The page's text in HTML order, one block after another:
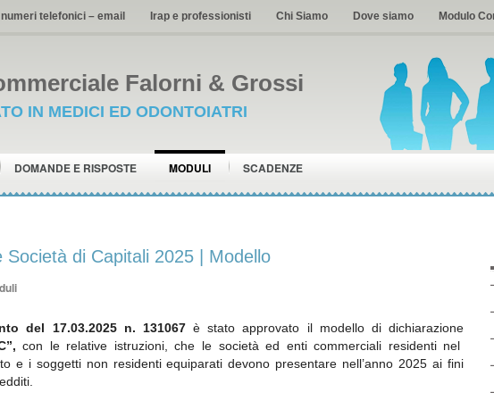
numeri telefonici – email Irap e professionisti Chi Siamo Dove siamo Modulo
Falorni & Grossi
IN MEDICI ED ODONTOIATRI
DOMANDE E RISPOSTE MODULI SCADENZE
Società di Capitali 2025 | Modello
del 17.03.2025 n. 131067è stato approvato il modello di dichiarazione
con le relative istruzioni, che le società ed enti commerciali residenti nel
e i soggetti non residenti equiparati devono presentare nell’anno 2025 ai fini